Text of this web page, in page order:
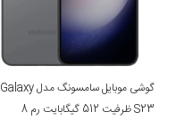
گوشی موبایل سامسونگ مدل Galaxy
S23 ظرفیت 512 گیگابایت رم 8